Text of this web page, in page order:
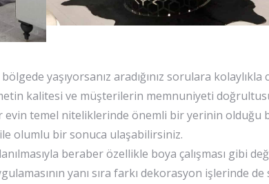
yaşıyorsanız aradığınız sorulara
kalitesi ve müşterilerin memnuniyeti
evin temel niteliklerinde önemli bir yerinin olduğu
ile olumlu bir sonuca ulaşabilirsiniz.
beraber özellikle boya çalışması gibi
yanı sıra farkı dekorasyon işlerinde